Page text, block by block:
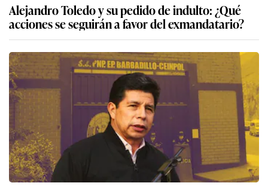
Alejandro Toledo y su pedido de indulto: ¿Qué
acciones se seguirán a favor del exmandatario?